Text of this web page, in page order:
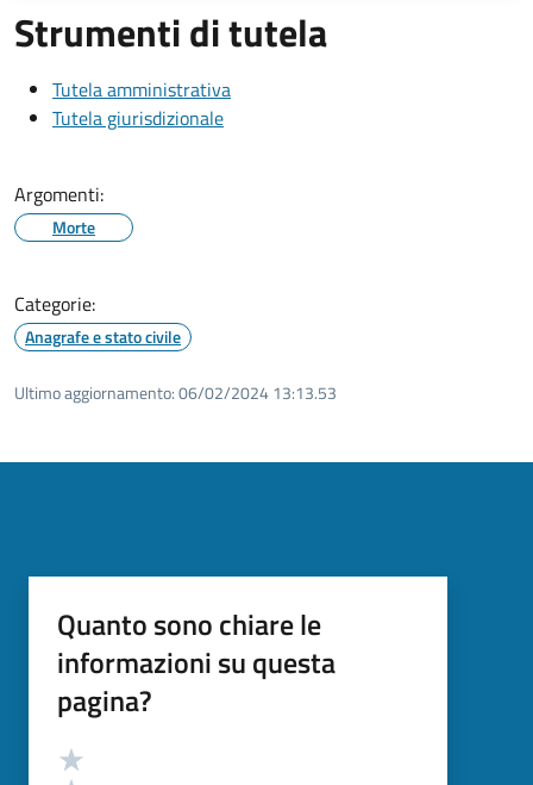
Strumenti di tutela
Tutela amministrativa
Tutela giurisdizionale
Argomenti:
Morte
Categorie:
Anagrafe e stato civile
Ultimo aggiornamento:06/02/2024 13:13.53
Quanto sono chiare le
informazioni su questa
pagina?
Valutazione